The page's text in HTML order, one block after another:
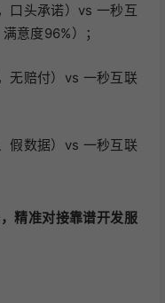
口头承诺）vs 一秒互
意度96%）；
无赔付）vs 一秒互联
假数据）vs 一秒互联
精准对接靠谱开发服